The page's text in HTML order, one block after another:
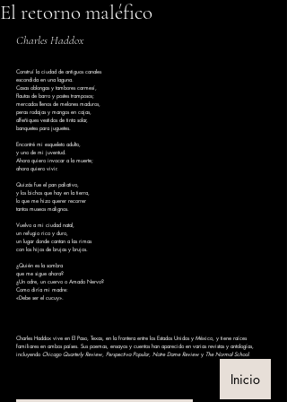
El retorno maléfico
Charles Haddox
Construí la ciudad de antiguos canales
escondida en una laguna.
Casas oblongas y tambores carmesí,
flautas de barro y postes tramposos;
mercados llenos de melones maduros,
peras rodajas y mangos en cajas,
alfeñiques vestidos de tinta solar,
banquetes para juguetes.
Encontré mi esqueleto adulto,
y uno de mi juventud.
Ahora quiero invocar a la muerte;
ahora quiero vivir.
Quizás fue el pan paliativo,
y los bichos que hay en la tierra,
lo que me hizo querer recorrer
tantos museos malignos.
Vuelvo a mi ciudad natal,
un refugio rico y duro,
un lugar donde cantan a las rimas
con los hijos de brujas y brujos.
¿Quién es la sombra
que me sigue ahora?
¿Un odre, un cuervo o Amado Nervo?
Como diría mi madre:
«Debe ser el cucuy».
Charles Haddox vive en El Paso, Texas, en la frontera entre los Estados Unidos y México, y tiene raíces
familiares en ambos países. Sus poemas, ensayos y cuentos han aparecido en varias revistas y antologías,
incluyendo Chicago Quarterly Review, Perspectiva Popular, Notre Dame Review y The Normal School.
Inicio